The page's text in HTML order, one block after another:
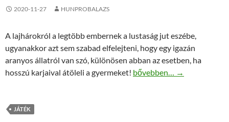
2020-11-27 HUNPROBALAZS
A lajhárokról a legtöbb embernek a lustaság jut eszébe,
ugyanakkor azt sem szabad elfelejteni, hogy egy igazán
aranyos állatról van szó, különösen abban az esetben, ha
hosszú karjaival átöleli a gyermeket! Slowly interaktív lajhár
bővebben… →
JÁTÉK